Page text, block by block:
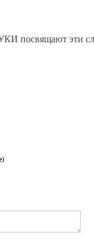
посвящают эти